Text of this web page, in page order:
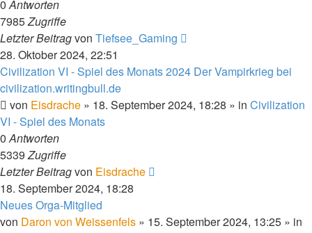
0Antworten
7985Zugriffe
Letzter Beitragvon Tiefsee_Gaming
28. Oktober 2024, 22:51
Civilization VI - Spiel des Monats 2024 Der Vampirkrieg bei
civilization.writingbull.de
von Eisdrache » 18. September 2024, 18:28 » in Civilization
VI - Spiel des Monats
0Antworten
5339Zugriffe
Letzter Beitragvon Eisdrache
18. September 2024, 18:28
Neues Orga-Mitglied
von Daron von Weissenfels » 15. September 2024, 13:25 » in